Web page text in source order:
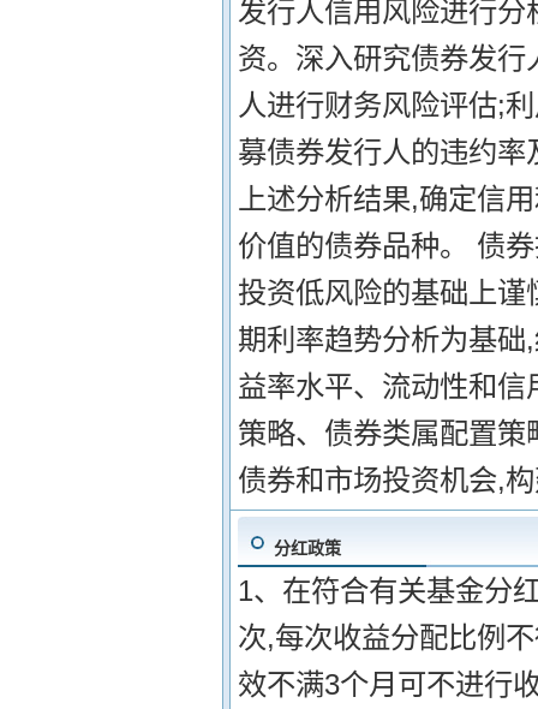
发行人信用风险进行
资。深入研究债券发
人进行财务风险评估;
募债券发行人的违约
上述分析结果,确定信
价值的债券品种。 债
投资低风险的基础上
期利率趋势分析为基
益率水平、流动性和
策略、债券类属配置
债券和市场投资机会,
分红政策
1、在符合有关基金分
次,每次收益分配比例
效不满3个月可不进行